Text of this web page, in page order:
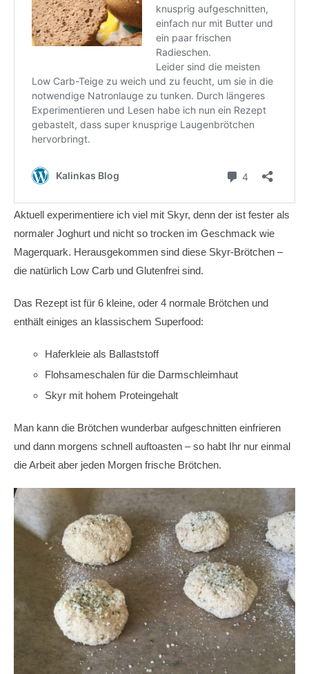
Aktuell experimentiere ich viel mit Skyr, denn der ist fester als
normaler Joghurt und nicht so trocken im Geschmack wie
Magerquark. Herausgekommen sind diese Skyr-Brötchen –
die natürlich Low Carb und Glutenfrei sind.
Das Rezept ist für 6 kleine, oder 4 normale Brötchen und
enthält einiges an klassischem Superfood:
Haferkleie als Ballaststoff
Flohsameschalen für die Darmschleimhaut
Skyr mit hohem Proteingehalt
Man kann die Brötchen wunderbar aufgeschnitten einfrieren
und dann morgens schnell auftoasten – so habt Ihr nur einmal
die Arbeit aber jeden Morgen frische Brötchen.